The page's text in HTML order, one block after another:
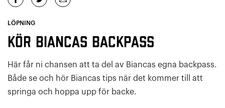
LÖPNING
Kör Biancas backpass
Här får ni chansen att ta del av Biancas egna backpass.
Både se och hör Biancas tips när det kommer till att
springa och hoppa upp för backe.